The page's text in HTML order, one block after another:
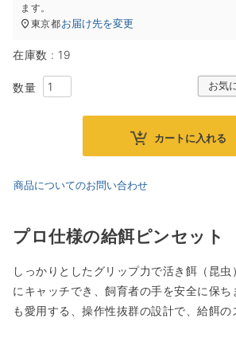
ます。
東京都お届け先を変更
在庫数 19
お気
カートに入れる
商品についてのお問い合わせ
プロ仕様の給餌ピンセット
しっかりとしたグリップ力で活き餌（昆
にキャッチでき、飼育者の手を安全に保ち
も愛用する、操作性抜群の設計で、給餌の